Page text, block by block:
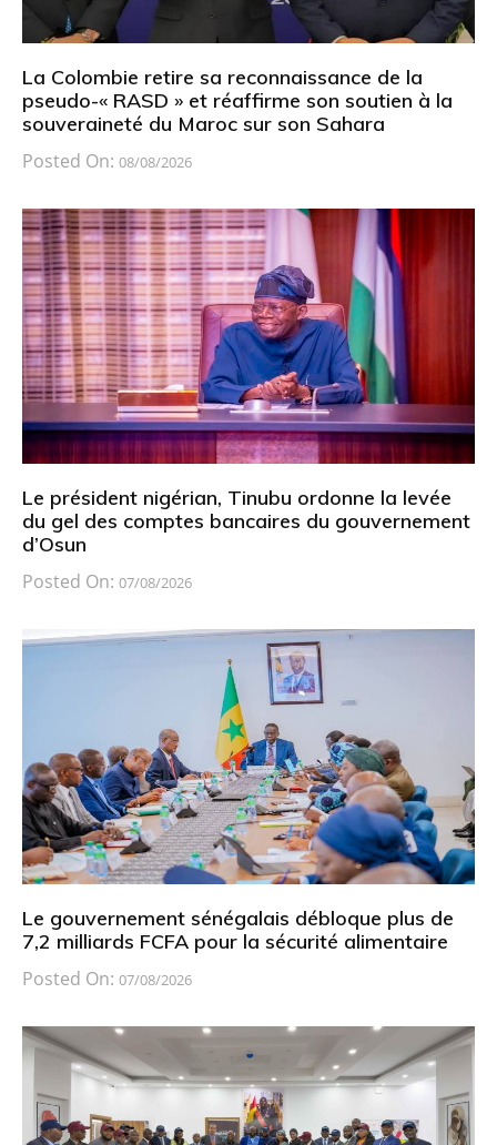
La Colombie retire sa reconnaissance de la
pseudo-« RASD » et réaffirme son soutien à la
souveraineté du Maroc sur son Sahara
Posted On: 08/08/2026
Le président nigérian, Tinubu ordonne la levée
du gel des comptes bancaires du gouvernement
d’Osun
Posted On: 07/08/2026
Le gouvernement sénégalais débloque plus de
7,2 milliards FCFA pour la sécurité alimentaire
Posted On: 07/08/2026